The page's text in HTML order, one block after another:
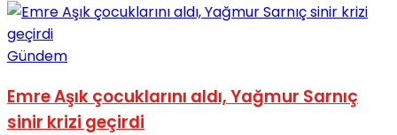
No Result
Gündem
Emre Aşık çocuklarını aldı, Yağmur Sarnıç
sinir krizi geçirdi